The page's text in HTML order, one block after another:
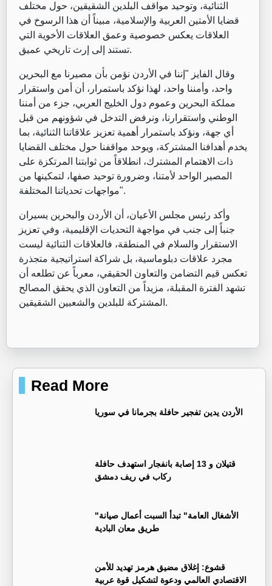
الثنائية، وتوحيد مواقف البلدين الشقيقين، حول مختلف
قضايا الأمتين العربية والإسلامية، مبيناً أن هذا الرسوخ في
العلاقات يعكس خصوصية وعمق العلاقات الأخوية التي
تستند إلى إرث تاريخي عميق.
وقال الفايز "إننا في الأردن نؤمن بأن مصيرنا مع البحرين
واحد، وأمننا واحد، لهذا نؤكد باستمرار، أن أمن واستقرار
مملكة البحرين وعموم دول الخليج العربي، جزء من أمننا
الوطني واستقرارنا، ونرفض التدخل في شؤونهم من قبل
أي جهة، ونؤكد باستمرار أهمية تعزيز علاقاتنا الثنائية، بما
يخدم أهدافنا المشتركة، ويوحد مواقفنا حول مختلف القضايا
ذات الاهتمام المشترك، انطلاقاً من ثوابتنا المرتكزة على
المصير الواحد لأمتنا، وضرورة توحيد صفها، لتمكينها من
مواجهات تحدياتنا المختلفة".
وأكد رئيس مجلس الأعيان، أن الأردن والبحرين يسيران
جنباً إلى جنب في مواجهة التحديات الإقليمية، وفي تعزيز
الاستقرار والسلام في المنطقة، فالعلاقات الثنائية ليست
مجرد علاقات دبلوماسية، بل شراكة استراتيجية متجذرة
تعكس قيم التضامن والتعاون الحقيقي، معرباً عن تطلعه أن
تشهد الفترة المقبلة، مزيداً من التعاون الذي يحقق المصالح
المشتركة للبلدين والشعبين الشقيقين.
Read More
الأردن يدين تفجير حافلة بجرمانا في سوريا
قتيلان و 13 إصابة بانفجار استهدف حافلة
ركاب في ريف دمشق
"الأشغال العامة" تبدأ السبت أعمال صيانة
طريق معان البادية
قشوع: إغلاق مضيق هرمز تهديد للأمن
الاقتصادي العالمي ودعوة لتشكيل قوة عربية